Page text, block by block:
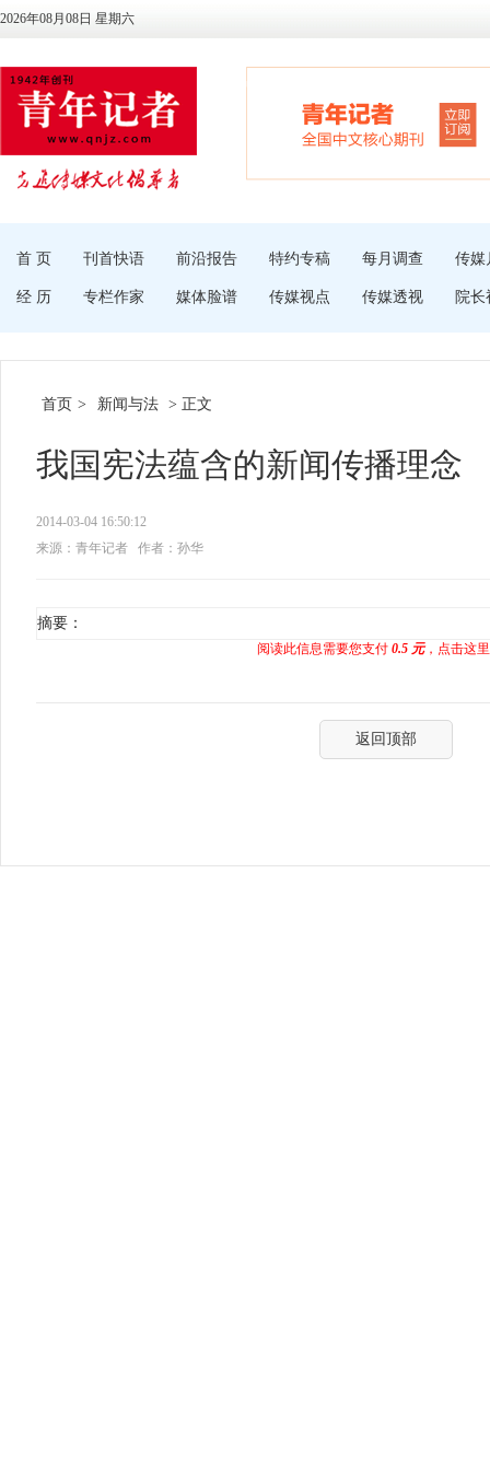
2026年08月08日 星期六
首 页 刊首快语 前沿报告 特约专稿 每月调查 传媒
经 历 专栏作家 媒体脸谱 传媒视点 传媒透视 院长
首页 > 新闻与法 > 正文
我国宪法蕴含的新闻传播理念
2014-03-04 16:50:12
来源：青年记者
作者：孙华
摘要：
阅读此信息需要您支付 0.5 元，点击这
返回顶部